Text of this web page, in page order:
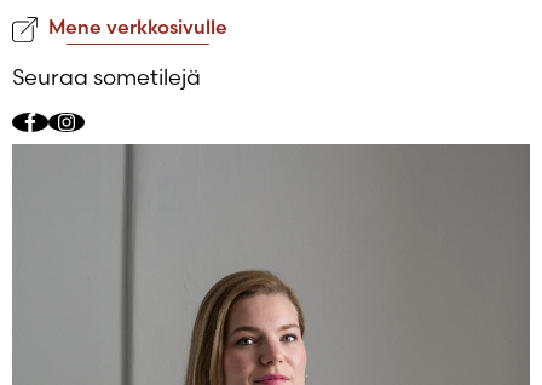
Eikö sinulla ole tiliä?
Luo uusi tili
Mene verkkosivulle
Seuraa sometilejä
Facebook
Instagram